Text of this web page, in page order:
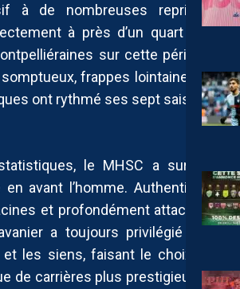
à de nombreuses reprises,
à près d’un quart des
sur cette période.
frappes lointaines et
ont rythmé ses sept saisons
le MHSC a surtout
avant l’homme. Authentique,
et profondément attaché à
a toujours privilégié son
les siens, faisant le choix du
de carrières plus prestigieuses